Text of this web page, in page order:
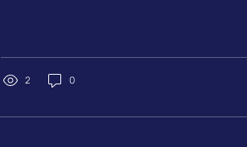
naturaliste du jeu. Une ambiance visuelle qui
2 0